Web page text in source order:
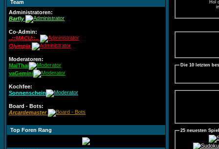
Team
Administratoren:
Barfly
Co-Admin:
..::MACU::..
Olympia
Moderatoren:
MaiThai
vaGemini
Kochfee:
Sonnenschein
Board - Bots:
Arcardemaster
Top Foren Rang
Hol
Die 10 letzten
25 neuesten